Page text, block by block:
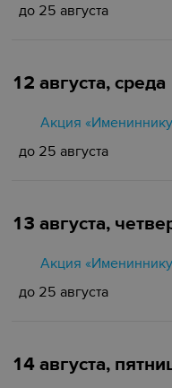
до 25 августа
12 августа, среда
Акция
до 25 августа
13 августа,
Акция
до 25 августа
14 августа,